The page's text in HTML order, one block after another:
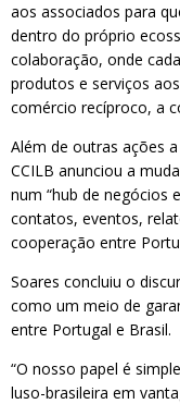
aos associados para
dentro do próprio
colaboração, onde
produtos e serviços
comércio recíproco, a
Além de outras ações
CCILB anunciou a
num “hub de negócios
contatos, eventos,
cooperação entre
Soares concluiu o
como um meio de
entre Portugal e Brasil.
“O nosso papel é
luso-brasileira em